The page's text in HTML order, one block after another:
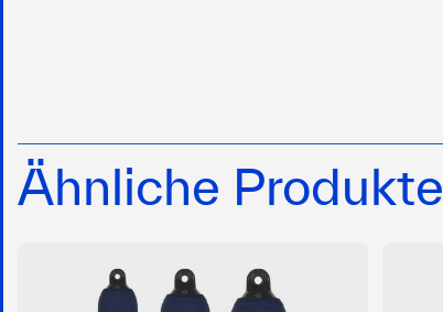
Ähnliche Produkte